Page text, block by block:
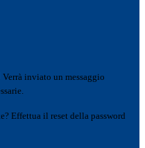
Verrà inviato un messaggio
Effettua il reset della password